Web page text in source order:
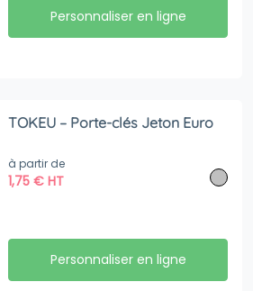
Personnaliser en ligne
TOKEU – Porte-clés Jeton Euro
à partir de
1,75€ HT
Personnaliser en ligne